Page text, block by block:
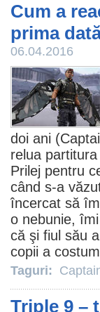
Cum a
prima
06.04.2016
doi ani
relua
Prilej pentru
când s-a
încercat să
o nebunie,
că şi fiul său
copii a
Taguri:
Triple 9 –